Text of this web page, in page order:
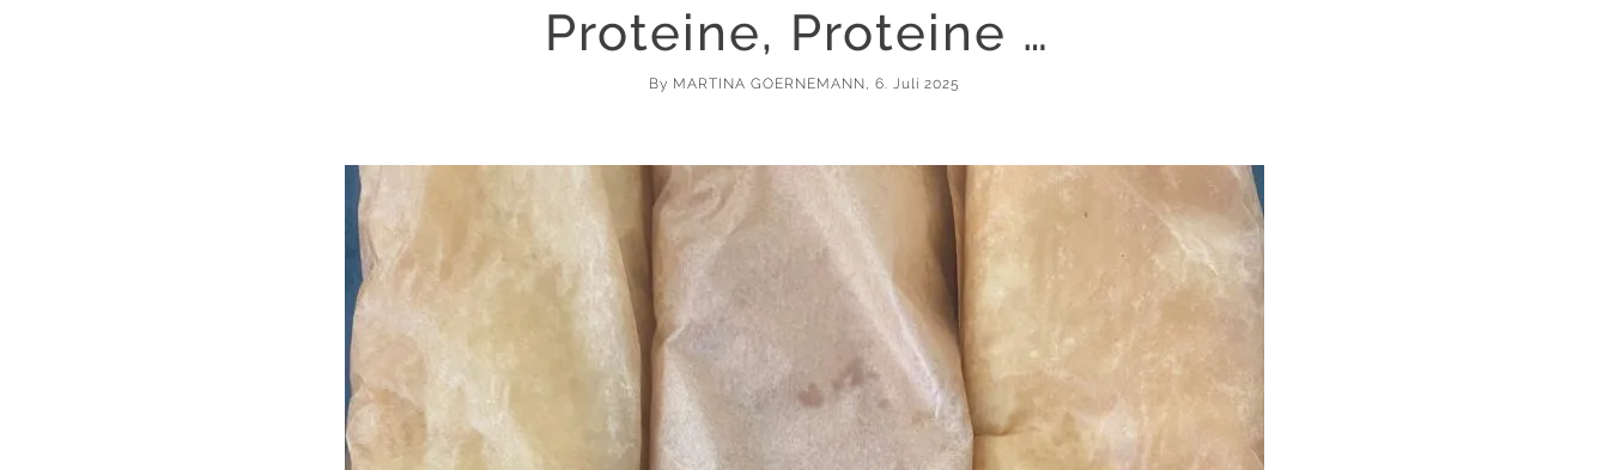
Proteine, Proteine …
By MARTINA GOERNEMANN , 6. Juli 2025